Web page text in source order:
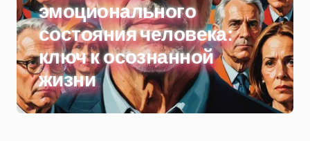
эмоционального
состояния человека:
ключ к осознанной
жизни